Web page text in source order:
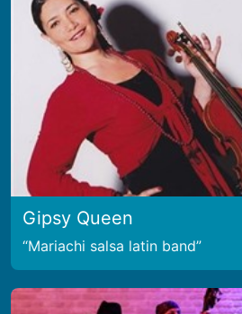
Gipsy Queen
Mariachi salsa latin band